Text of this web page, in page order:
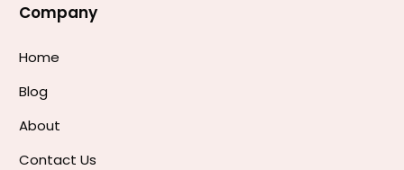
Company
Home
Blog
About
Contact Us